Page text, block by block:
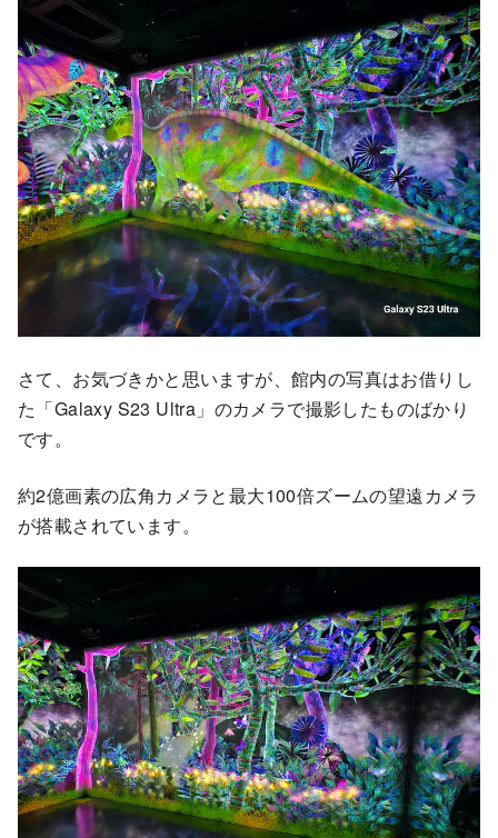
さて、お気づきかと思いますが、館内の写真はお借りし
た「Galaxy S23 Ultra」のカメラで撮影したものばかり
です。
約2億画素の広角カメラと最大100倍ズームの望遠カメラ
が搭載されています。